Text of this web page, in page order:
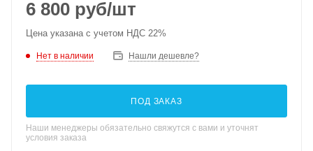
6 800 руб/шт
Цена указана с учетом НДС 22%
Нет в наличии Нашли дешевле?
ПОД ЗАКАЗ
Наши менеджеры обязательно свяжутся с вами и уточнят
условия заказа